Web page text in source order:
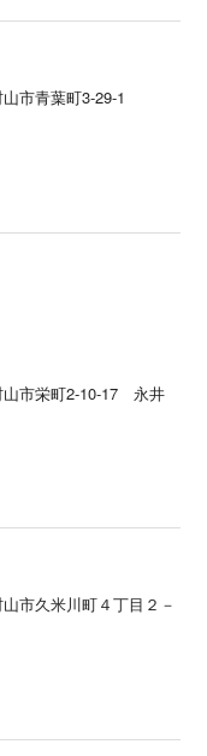
市青葉町3-29-1
山市栄町2-10-17 永井
市久米川町４丁目２－